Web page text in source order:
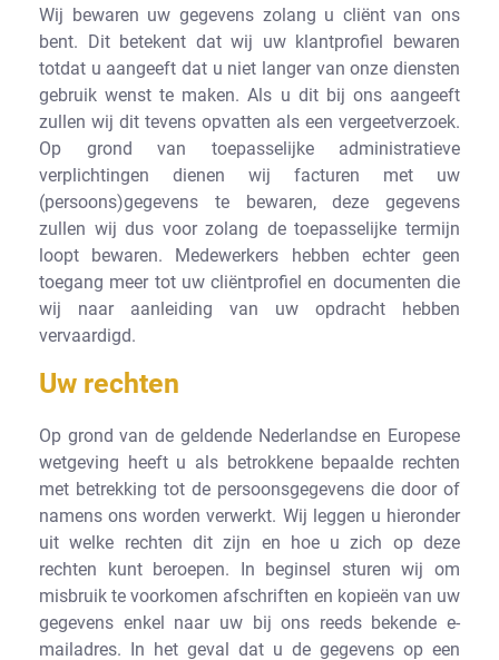
Wij bewaren uw gegevens zolang u cliënt van ons
bent. Dit betekent dat wij uw klantprofiel bewaren
totdat u aangeeft dat u niet langer van onze diensten
gebruik wenst te maken. Als u dit bij ons aangeeft
zullen wij dit tevens opvatten als een vergeetverzoek.
Op grond van toepasselijke administratieve
verplichtingen dienen wij facturen met uw
(persoons)gegevens te bewaren, deze gegevens
zullen wij dus voor zolang de toepasselijke termijn
loopt bewaren. Medewerkers hebben echter geen
toegang meer tot uw cliëntprofiel en documenten die
wij naar aanleiding van uw opdracht hebben
vervaardigd.
Uw rechten
Op grond van de geldende Nederlandse en Europese
wetgeving heeft u als betrokkene bepaalde rechten
met betrekking tot de persoonsgegevens die door of
namens ons worden verwerkt. Wij leggen u hieronder
uit welke rechten dit zijn en hoe u zich op deze
rechten kunt beroepen. In beginsel sturen wij om
misbruik te voorkomen afschriften en kopieën van uw
gegevens enkel naar uw bij ons reeds bekende e-
mailadres. In het geval dat u de gegevens op een